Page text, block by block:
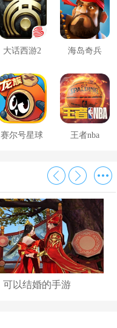
大话西游2 海岛奇兵
赛尔号星球 王者nba
可以结婚的手游